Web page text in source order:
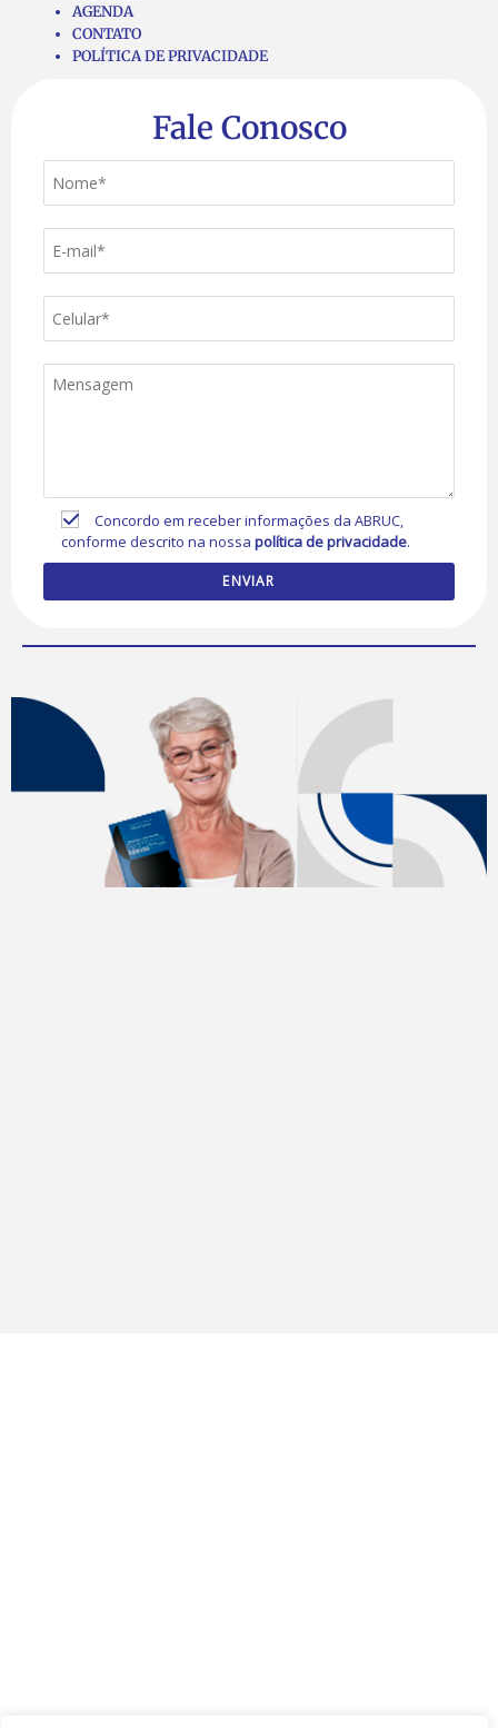
AGENDA
CONTATO
POLÍTICA DE PRIVACIDADE
Fale Conosco
Concordo em receber informações da ABRUC,
conforme descrito na nossapolítica de privacidade.